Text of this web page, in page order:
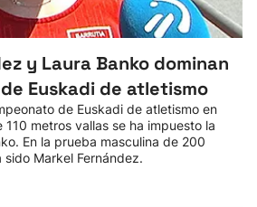
y Laura Banko dominan
Euskadi de atletismo
de Euskadi de atletismo en
110 metros vallas se ha impuesto la
En la prueba masculina de 200
Markel Fernández.